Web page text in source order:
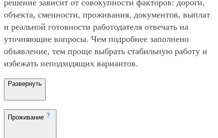
решение зависит от совокупности факторов: дороги,
объекта, сменности, проживания, документов, выплат
и реальной готовности работодателя отвечать на
уточняющие вопросы. Чем подробнее заполнено
объявление, тем проще выбрать стабильную работу и
избежать неподходящих вариантов.
Развернуть
Проживание